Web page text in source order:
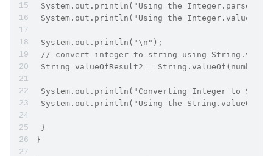
System.out.println("Using the
System.out.println("Using the Integer.valueOf()
System.out.println("\n");
// convert integer to string using
String valueOfResult2 = String.valueOf(number);
System.out.println("Converting Integer to
System.out.println("Using the String.valueOf()
}
}